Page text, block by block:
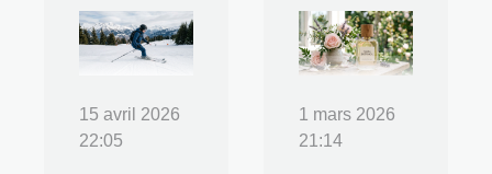
15 avril 2026
22:05
1 mars 2026
21:14